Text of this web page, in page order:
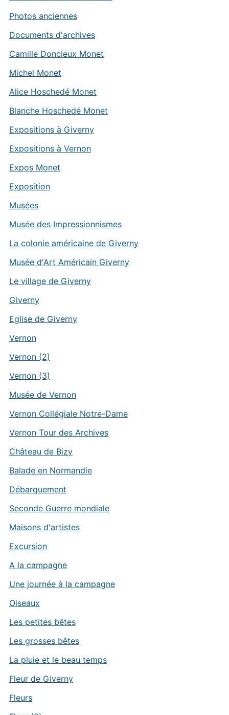
Photos anciennes
Documents d'archives
Camille Doncieux Monet
Michel Monet
Alice Hoschedé Monet
Blanche Hoschedé Monet
Expositions à Giverny
Expositions à Vernon
Expos Monet
Exposition
Musées
Musée des Impressionnismes
La colonie américaine de Giverny
Musée d'Art Américain Giverny
Le village de Giverny
Giverny
Eglise de Giverny
Vernon
Vernon (2)
Vernon (3)
Musée de Vernon
Vernon Collégiale Notre-Dame
Vernon Tour des Archives
Château de Bizy
Balade en Normandie
Débarquement
Seconde Guerre mondiale
Maisons d'artistes
Excursion
A la campagne
Une journée à la campagne
Oiseaux
Les petites bêtes
Les grosses bêtes
La pluie et le beau temps
Fleur de Giverny
Fleurs